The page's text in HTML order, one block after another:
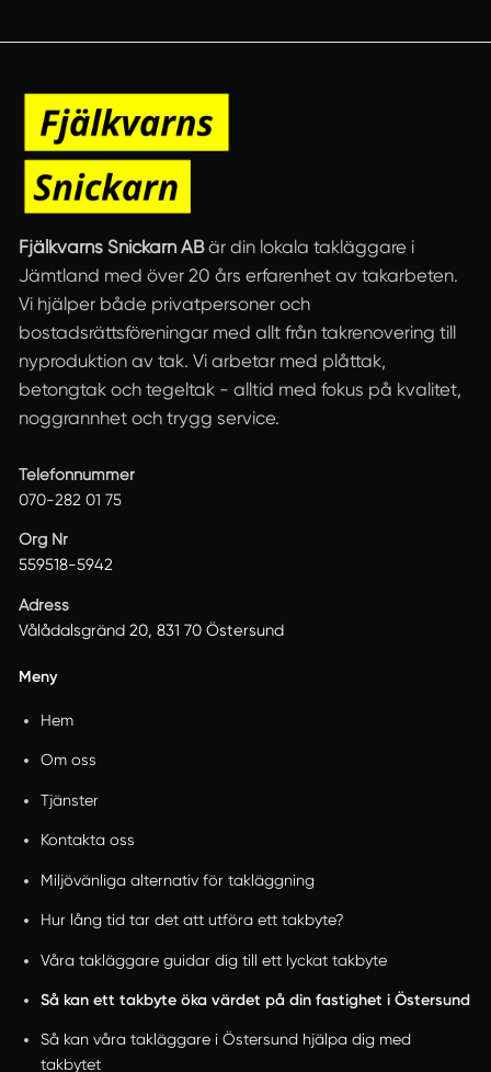
Fjälkvarns Snickarn ABär din lokala takläggare i
Jämtland med över 20 års erfarenhet av takarbeten.
Vi hjälper både privatpersoner och
bostadsrättsföreningar med allt från takrenovering till
nyproduktion av tak. Vi arbetar med plåttak,
betongtak och tegeltak - alltid med fokus på kvalitet,
noggrannhet och trygg service.
Telefonnummer
070-282 01 75
Org Nr
559518-5942
Adress
Vålådalsgränd 20, 831 70 Östersund
Meny
Hem
Om oss
Tjänster
Kontakta oss
Miljövänliga alternativ för takläggning
Hur lång tid tar det att utföra ett takbyte?
Våra takläggare guidar dig till ett lyckat takbyte
Så kan ett takbyte öka värdet på din fastighet i Östersund
Så kan våra takläggare i Östersund hjälpa dig med
takbytet